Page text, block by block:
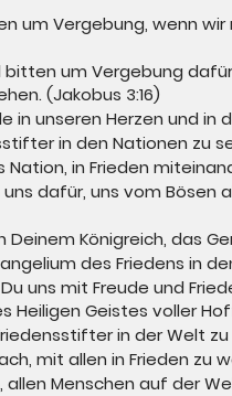
um Vergebung, wenn
bitten um Vergebung
(Jakobus 3:16)
in unseren Herzen und in
in den Nationen zu
Nation, in Frieden
dafür, uns vom Bösen
Königreich, das
des Friedens in
uns mit Freude und
Heiligen Geistes voller
in der Welt
mit allen in Frieden zu
Menschen auf der